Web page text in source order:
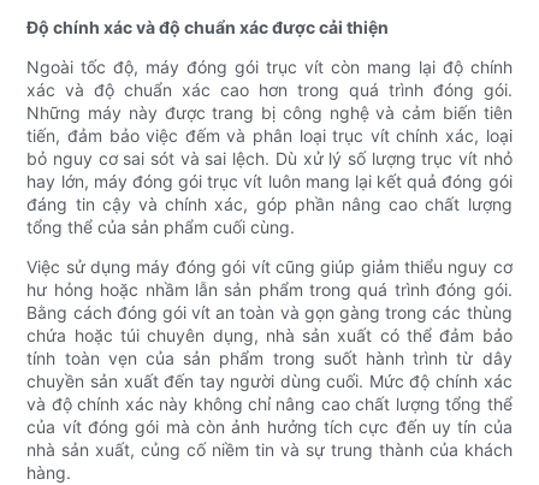
Độ chính xác và độ chuẩn xác được cải thiện
Ngoài tốc độ, máy đóng gói trục vít còn mang lại độ chính
xác và độ chuẩn xác cao hơn trong quá trình đóng gói.
Những máy này được trang bị công nghệ và cảm biến tiên
tiến, đảm bảo việc đếm và phân loại trục vít chính xác, loại
bỏ nguy cơ sai sót và sai lệch. Dù xử lý số lượng trục vít nhỏ
hay lớn, máy đóng gói trục vít luôn mang lại kết quả đóng gói
đáng tin cậy và chính xác, góp phần nâng cao chất lượng
tổng thể của sản phẩm cuối cùng.
Việc sử dụng máy đóng gói vít cũng giúp giảm thiểu nguy cơ
hư hỏng hoặc nhầm lẫn sản phẩm trong quá trình đóng gói.
Bằng cách đóng gói vít an toàn và gọn gàng trong các thùng
chứa hoặc túi chuyên dụng, nhà sản xuất có thể đảm bảo
tính toàn vẹn của sản phẩm trong suốt hành trình từ dây
chuyền sản xuất đến tay người dùng cuối. Mức độ chính xác
và độ chính xác này không chỉ nâng cao chất lượng tổng thể
của vít đóng gói mà còn ảnh hưởng tích cực đến uy tín của
nhà sản xuất, củng cố niềm tin và sự trung thành của khách
hàng.